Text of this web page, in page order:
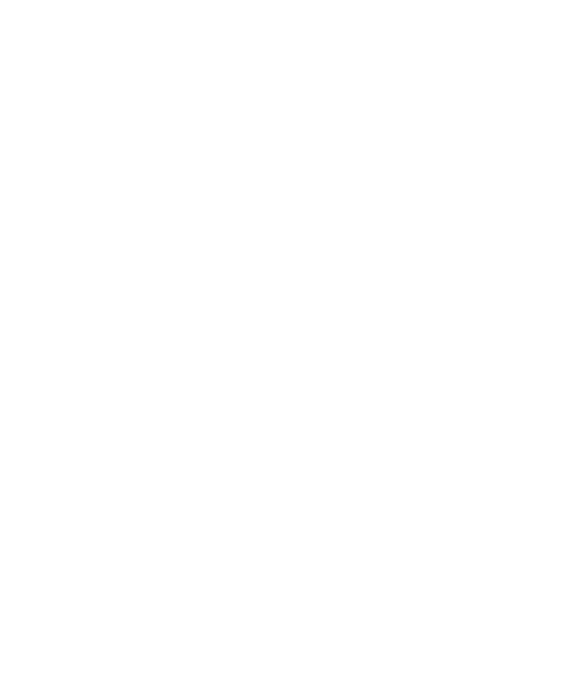
す。
る商品です。
予定はありません。
の商品です。